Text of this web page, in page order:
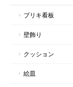
ブリキ看板
壁飾り
クッション
絵皿